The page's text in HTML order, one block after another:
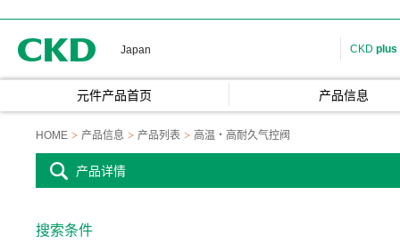
Japan CKD plus
元件产品首页 产品信息
HOME 产品信息 产品列表 高温・高耐久气控阀
产品详情
搜索条件